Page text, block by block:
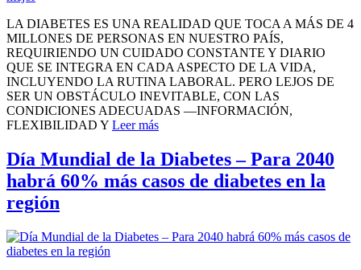
LA DIABETES ES UNA REALIDAD QUE TOCA A MÁS DE 4
MILLONES DE PERSONAS EN NUESTRO PAÍS,
REQUIRIENDO UN CUIDADO CONSTANTE Y DIARIO
QUE SE INTEGRA EN CADA ASPECTO DE LA VIDA,
INCLUYENDO LA RUTINA LABORAL. PERO LEJOS DE
SER UN OBSTÁCULO INEVITABLE, CON LAS
CONDICIONES ADECUADAS —INFORMACIÓN,
FLEXIBILIDAD Y Leer más
Día Mundial de la Diabetes – Para 2040
habrá 60% más casos de diabetes en la
región